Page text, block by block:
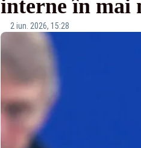
interne în mai
2 iun. 2026, 15:28